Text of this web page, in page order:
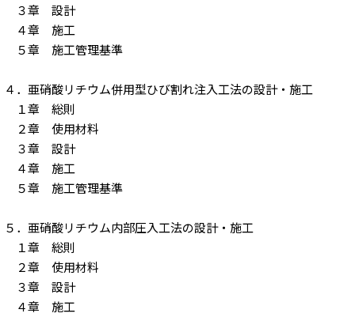
３章 設計
４章 施工
５章 施工管理基準
４．亜硝酸リチウム併用型ひび割れ注入工法の設計・施工
１章 総則
２章 使用材料
３章 設計
４章 施工
５章 施工管理基準
５．亜硝酸リチウム内部圧入工法の設計・施工
１章 総則
２章 使用材料
３章 設計
４章 施工